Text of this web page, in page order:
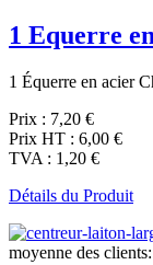
1 Equerre
1 Équerre en acier
Prix : 7,20 €
Prix HT : 6,00 €
TVA : 1,20 €
Détails du Produit
moyenne des clients: